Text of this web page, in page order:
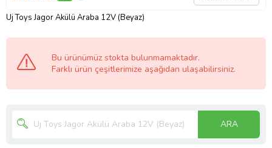
Uj Toys Jagor Akülü Araba 12V (Beyaz)
Bu ürünümüz stokta bulunmamaktadır.
Farklı ürün çeşitlerimize aşağıdan ulaşabilirsiniz.
ARA